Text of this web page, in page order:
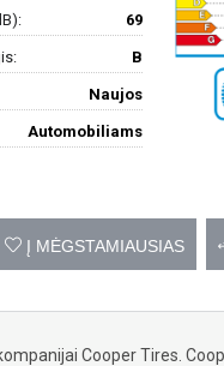
69
B
Naujos
Automobiliams
Į MĖGSTAMIAUSIAS
Cooper Tires.